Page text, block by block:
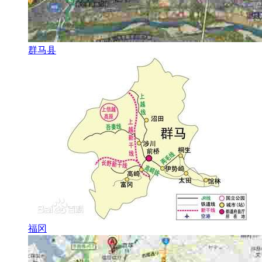
群马县
福冈